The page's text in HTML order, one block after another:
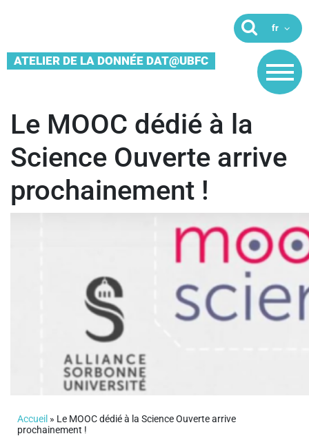
ATELIER DE LA DONNÉE DAT@UBFC
Le MOOC dédié à la
Science Ouverte arrive
prochainement !
Accueil » Le MOOC dédié à la Science Ouverte arrive
prochainement !